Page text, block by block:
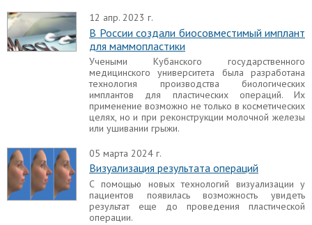
12 апр. 2023 г.
В России создали биосовместимый имплант
для маммопластики
Учеными Кубанского государственного
медицинского университета была разработана
технология производства биологических
имплантов для пластических операций. Их
применение возможно не только в косметических
целях, но и при реконструкции молочной железы
или ушивании грыжи.
05 марта 2024 г.
Визуализация результата операций
С помощью новых технологий визуализации у
пациентов появилась возможность увидеть
результат еще до проведения пластической
операции.